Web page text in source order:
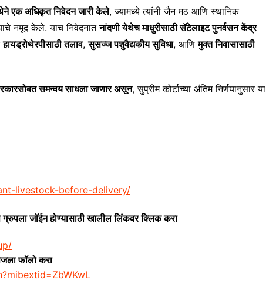
एक अधिकृत निवेदन जारी केले, ज्यामध्ये त्यांनी जैन मठ आणि स्थानिक
नमूद केले. याच निवेदनातनांदणी येथेच माधुरीसाठी सॅटेलाइट पुनर्वसन केंद्र
हायड्रोथेरपीसाठी तलाव,सुसज्ज पशुवैद्यकीय सुविधा, आणिमुक्त निवासासाठी
समन्वय साधला जाणार असून, सुप्रीम कोर्टाच्या अंतिम निर्णयानुसार या
livestock-before-delivery/
जॉईन होण्यासाठी खालील लिंकवर क्लिक करा
फॉलो करा